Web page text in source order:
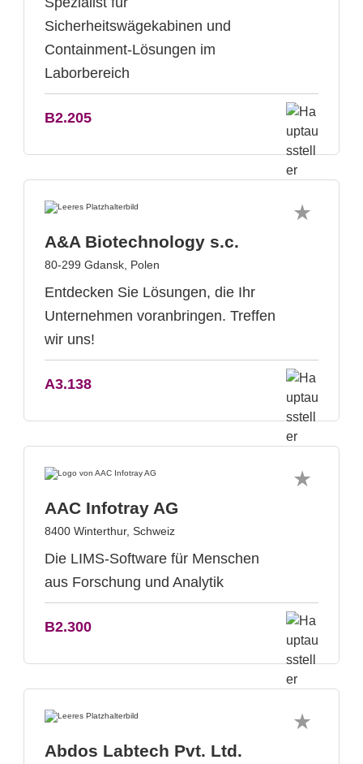
Sicherheitswägekabinen und
Containment-Lösungen im
Laborbereich
B2.205
A&A Biotechnology s.c.
80-299 Gdansk, Polen
Entdecken Sie Lösungen, die Ihr
Unternehmen voranbringen. Treffen
wir uns!
A3.138
AAC Infotray AG
8400 Winterthur, Schweiz
Die LIMS-Software für Menschen
aus Forschung und Analytik
B2.300
Abdos Labtech Pvt. Ltd.